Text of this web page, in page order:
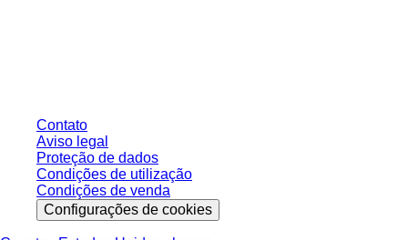
Contato
Aviso legal
Proteção de dados
Condições de utilização
Condições de venda
Configurações de cookies